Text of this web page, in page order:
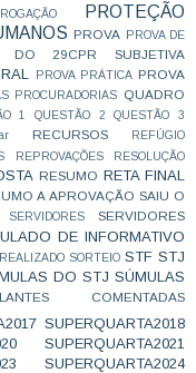
PROTEÇÃO
PROVA
PROVA DE
DO 29CPR SUBJETIVA
PROVA PRÁTICA PROVA
PROCURADORIAS
QUADRO
1 QUESTÃO 2 QUESTÃO 3
RECURSOS REFÚGIO
REPROVAÇÕES
RESOLUÇÃO
RESUMO RETA FINAL
A APROVAÇÃO SAIU O
SERVIDORES
SERVIDORES
DE INFORMATIVO
SORTEIO STF STJ
DO STJ SÚMULAS
COMENTADAS
SUPERQUARTA2018
SUPERQUARTA2021
SUPERQUARTA2024